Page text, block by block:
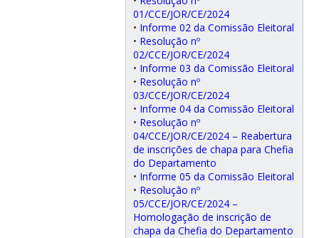
01/CCE/JOR/CE/2024
• Informe 02 da Comissão Eleitoral
• Resolução nº
02/CCE/JOR/CE/2024
• Informe 03 da Comissão Eleitoral
• Resolução nº
03/CCE/JOR/CE/2024
• Informe 04 da Comissão Eleitoral
• Resolução nº
04/CCE/JOR/CE/2024 – Reabertura
de inscrições de chapa para Chefia
do Departamento
• Informe 05 da Comissão Eleitoral
• Resolução nº
05/CCE/JOR/CE/2024 –
Homologação de inscrição de
chapa da Chefia do Departamento